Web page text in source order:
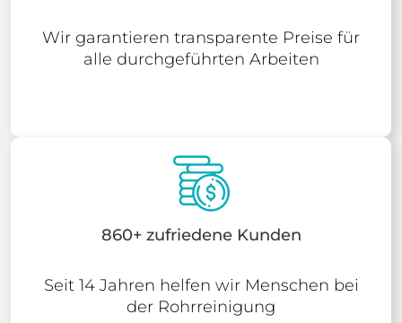
Wir garantieren transparente Preise für
alle durchgeführten Arbeiten
860+ zufriedene Kunden
Seit 14 Jahren helfen wir Menschen bei
der Rohrreinigung